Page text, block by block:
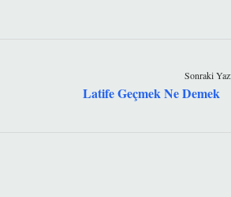
Sonraki
Latife Geçmek Ne Demek